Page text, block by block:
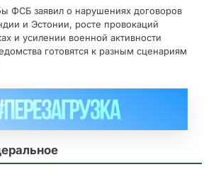
ФСБ заявил о нарушениях договоров
и Эстонии, росте провокаций
и усилении военной активности
готовятся к разным сценариям